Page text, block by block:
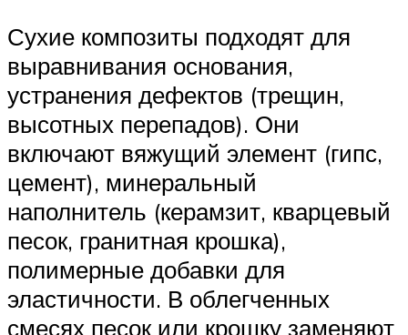
Сухие композиты подходят для
выравнивания основания,
устранения дефектов (трещин,
высотных перепадов). Они
включают вяжущий элемент (гипс,
цемент), минеральный
наполнитель (керамзит, кварцевый
песок, гранитная крошка),
полимерные добавки для
эластичности. В облегченных
смесях песок или крошку заменяют